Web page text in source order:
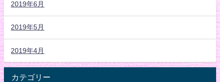
2019年6月
2019年5月
2019年4月
カテゴリー